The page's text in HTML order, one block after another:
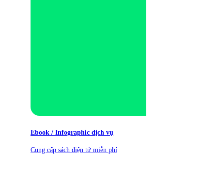
Ebook / Infographic dịch vụ
Cung cấp sách điện tử miễn phí